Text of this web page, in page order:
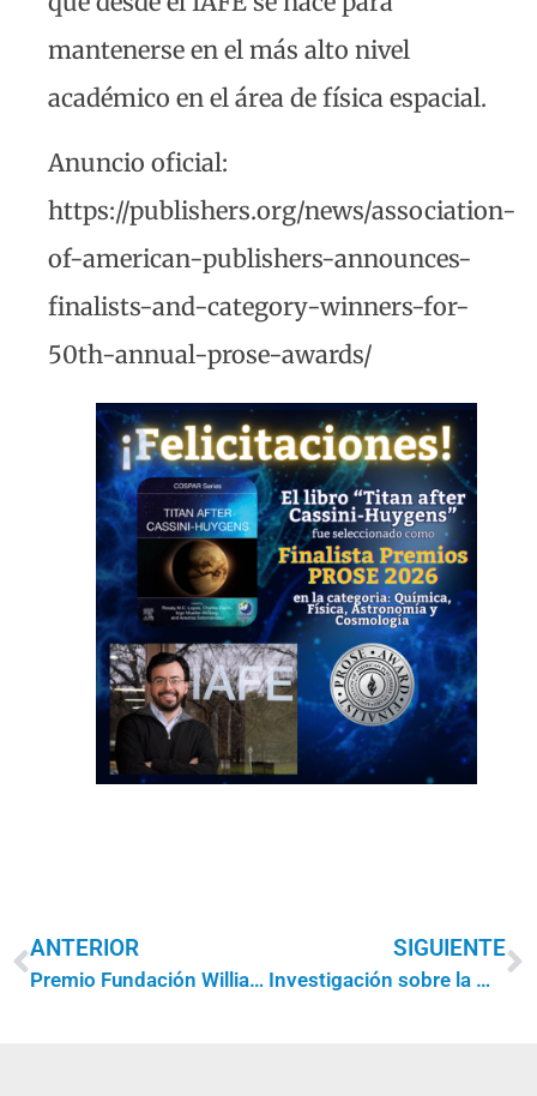
mantenerse en el más alto nivel
académico en el área de física espacial.
Anuncio oficial:
https://publishers.org/news/association-
of-american-publishers-announces-
finalists-and-category-winners-for-
50th-annual-prose-awards/
ANTERIOR
Premio Fundación Williams a la Excelencia Científica 2025
SIGUIENTE
Investigación sobre la medición de rayos cósmicos en la Antártida para monitorear variaciones atmosféricas destacada por la revista Eos